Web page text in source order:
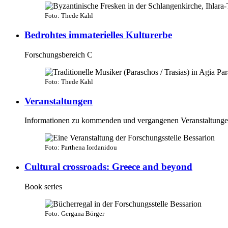
Foto: Thede Kahl
Bedrohtes immaterielles Kulturerbe
Forschungsbereich C
Foto: Thede Kahl
Veranstaltungen
Informationen zu kommenden und vergangenen
Foto: Parthena Iordanidou
Cultural crossroads: Greece and beyond
Book series
Foto: Gergana Börger